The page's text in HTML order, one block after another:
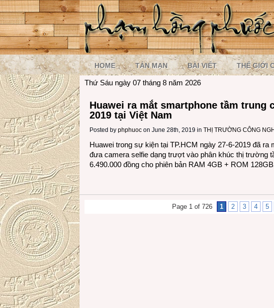
HOME TẢN MẠN BÀI VIẾT THẾ GIỚI
Thứ Sáu ngày 07 tháng 8 năm 2026
Huawei ra mắt smartphone tầm trung
2019 tại Việt Nam
Posted by phphuoc on June 28th, 2019 in THỊ TRƯỜNG CÔNG
Huawei trong sự kiện tại TP.HCM ngày 27-6-2019 đã ra
đưa camera selfie dạng trượt vào phân khúc thị trường
6.490.000 đồng cho phiên bản RAM 4GB + ROM
Page 1 of 726 1 2 3 4 5